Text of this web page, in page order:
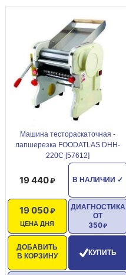
Машина тестораскаточная -
лапшерезка FOODATLAS DHH-
220C [57612]
В НАЛИЧИИ ✓
19 440
ЦЕНА ДНЯ
19 050
ДОБАВИТЬ
В КОРЗИНУ
ДИАГНОСТИКА
ОТ
350
КУПИТЬ